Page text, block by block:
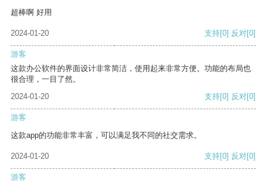
超棒啊 好用
2024-01-20 支持[0] 反对[0]
游客
这款办公软件的界面设计非常简洁，使用起来非常方便。功能的布局也
很合理，一目了然。
2024-01-20
支持[0] 反对[0]
游客
这款app的功能非常丰富，可以满足我不同的社交需求。
2024-01-20 支持[0] 反对[0]
游客